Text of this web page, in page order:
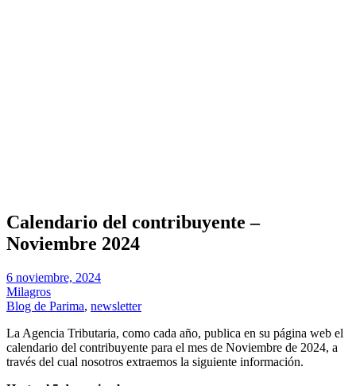
Calendario del contribuyente –
Noviembre 2024
6 noviembre, 2024
Milagros
Blog de Parima, newsletter
La Agencia Tributaria, como cada año, publica en su página web el
calendario del contribuyente para el mes de Noviembre de 2024, a
través del cual nosotros extraemos la siguiente información.